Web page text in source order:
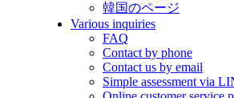
韓国のページ
Various inquiries
FAQ
Contact by phone
Contact us by email
Simple assessment via